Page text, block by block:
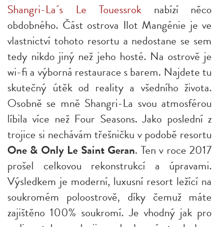
Shangri-La´s Le Touessrok nabízí něco
obdobného. Část ostrova Ilot Mangénie je ve
vlastnictví tohoto resortu a nedostane se sem
tedy nikdo jiný než jeho hosté. Na ostrově je
wi-fi a výborná restaurace s barem. Najdete tu
skutečný útěk od reality a všedního života.
Osobně se mně Shangri-La svou atmosférou
líbila více než Four Seasons. Jako poslední z
trojice si nechávám třešničku v podobě resortu
One & Only Le Saint Geran. Ten v roce 2017
prošel celkovou rekonstrukcí a úpravami.
Výsledkem je moderní, luxusní resort ležící na
soukromém poloostrově, díky čemuž máte
zajištěno 100% soukromí. Je vhodný jak pro